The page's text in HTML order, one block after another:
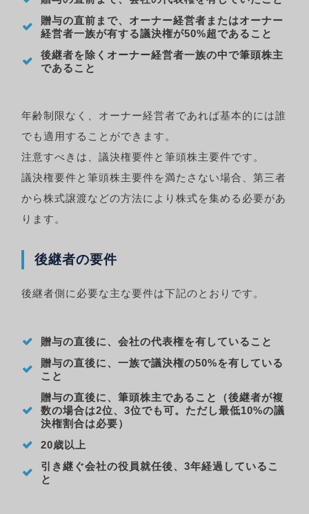
贈与の直前まで、オーナー経営者またはオーナー
経営者一族が有する議決権が50%超であること
後継者を除くオーナー経営者一族の中で筆頭株主
であること
年齢制限なく、オーナー経営者であれば基本的には誰
でも適用することができます。
注意すべきは、議決権要件と筆頭株主要件です。
議決権要件と筆頭株主要件を満たさない場合、第三者
から株式譲渡などの方法により株式を集める必要があ
ります。
後継者の要件
後継者側に必要な主な要件は下記のとおりです。
贈与の直後に、会社の代表権を有していること
贈与の直後に、一族で議決権の50%を有している
こと
贈与の直後に、筆頭株主であること（後継者が複
数の場合は2位、3位でも可。ただし最低10%の議
決権割合は必要）
20歳以上
引き継ぐ会社の役員就任後、3年経過しているこ
と